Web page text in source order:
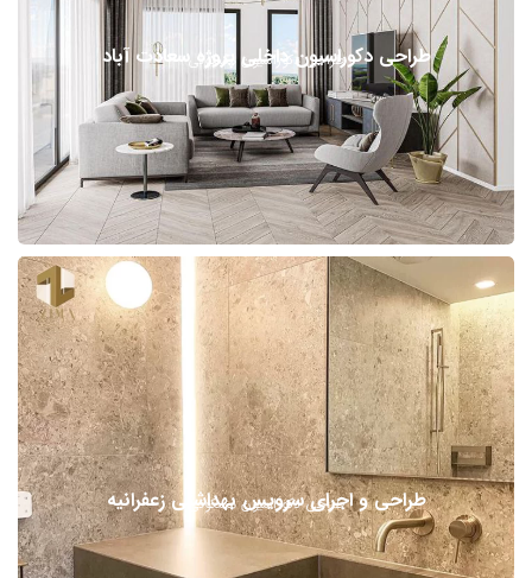
طراحی دکوراسیون مسکونی
طراحی دکوراسیون داخلی پروژه سعادت آباد
طراحی دکوراسیون مسکونی
طراحی و اجرای سرویس بهداشتی زعفرانیه